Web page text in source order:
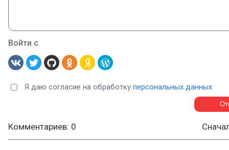
Войти с
Я даю согласие на обработку персональных данных
Комментариев: 0